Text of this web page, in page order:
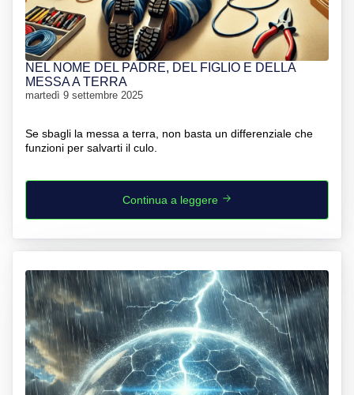
NEL NOME DEL PADRE, DEL FIGLIO E DELLA
MESSA A TERRA
martedì 9 settembre 2025
Se sbagli la messa a terra, non basta un differenziale che
funzioni per salvarti il culo.
Continua a leggere